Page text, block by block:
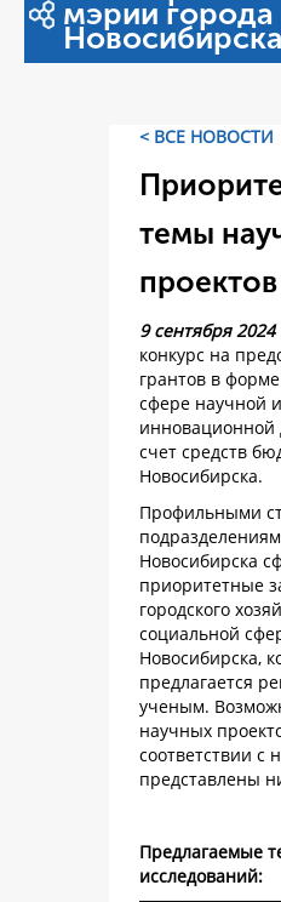
мэрии города
< ВСЕ НОВОСТИ
темы
9 сентября 2024
конкурс на
грантов в
сфере научной и
инновационной
счет средств
Новосибирска.
Профильными
Новосибирска
приоритетные
городского
социальной
Новосибирска,
предлагается
ученым.
научных
соответствии с
представлены
Предлагаемые
исследований: